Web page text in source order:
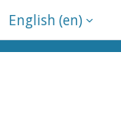
English ‎(en)‎